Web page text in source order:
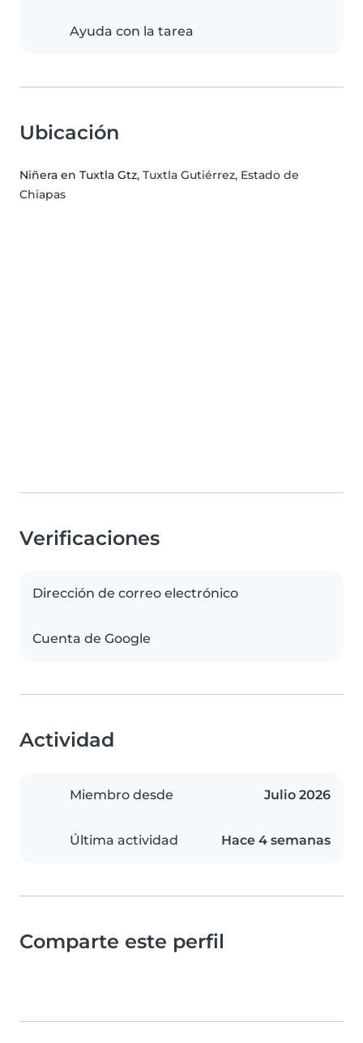
Ayuda con la tarea
Ubicación
Niñera en Tuxtla Gtz, Tuxtla Gutiérrez, Estado de
Chiapas
Verificaciones
Dirección de correo electrónico
Cuenta de Google
Actividad
Miembro desde Julio 2026
Última actividad Hace 4 semanas
Comparte este perfil